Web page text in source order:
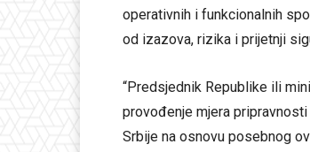
operativnih i funkcionalnih
od izazova, rizika i prijetnji
“Predsjednik Republike ili
provođenje mjera
Srbije na osnovu posebnog